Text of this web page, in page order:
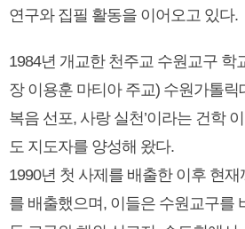
연구와 집필 활동을 이어오고 있다.
1984년 개교한 천주교 수원교구 학
장 이용훈 마티아 주교) 수원가톨릭
복음 선포, 사랑 실천’이라는 건학
도 지도자를 양성해 왔다.
1990년 첫 사제를 배출한 이후 현재
를 배출했으며, 이들은 수원교구를